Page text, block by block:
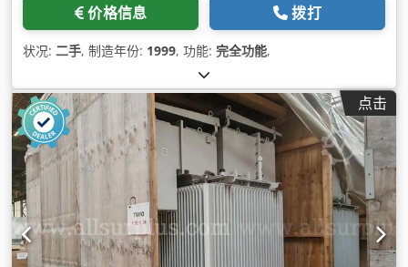
价格信息 拨打
状况: 二手, 制造年份: 1999, 功能: 完全功能,
点击